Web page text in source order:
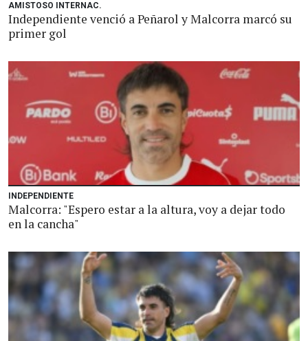
AMISTOSO INTERNAC.
Independiente venció a Peñarol y Malcorra marcó su
primer gol
INDEPENDIENTE
Malcorra: "Espero estar a la altura, voy a dejar todo
en la cancha"